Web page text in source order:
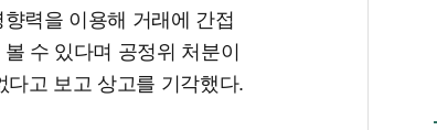
력을 이용해 거래에 간접
수 있다며 공정위 처분이
고 보고 상고를 기각했다.